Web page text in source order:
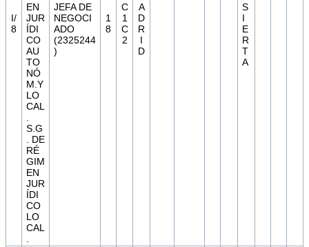
I/
8
EN
JUR
ÍDI
CO
AU
TO
NÓ
M.Y
LO
CAL
.
S.G
. DE
RÉ
GIM
EN
JUR
ÍDI
CO
LO
CAL
.
JEFA DE
NEGOCI
ADO
(2325244
)
1
8
C
1
C
2
A
D
R
I
D
S
I
E
R
T
A